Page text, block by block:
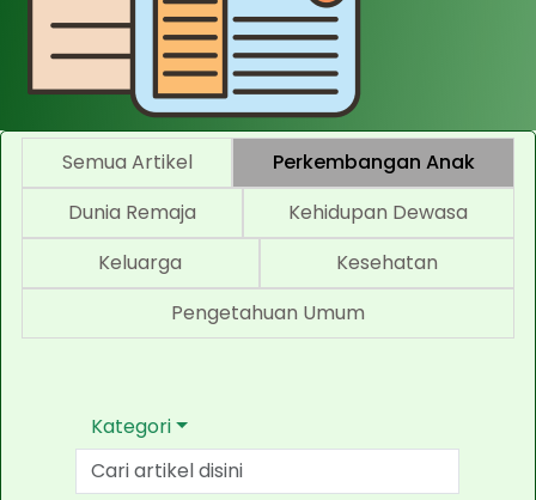
Semua Artikel
Perkembangan Anak
Dunia Remaja
Kehidupan Dewasa
Keluarga
Kesehatan
Pengetahuan Umum
Kategori